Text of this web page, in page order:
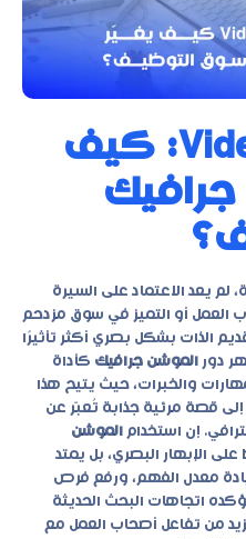
من CV إلى Video: كيف
لم يعد الاعتماد على السيرة
العمل أو التميز في سوق مزدحم
الذات بشكل بصري أكثر تأثيرًا
دور الموشن جرافيك كأداة
والخبرات، حيث يتيح هذا
إلى قصة مرئية جذابة تُعبّر عن
إن استخدام الموشن
الإبهار البصري، بل يمتد
معدل الفهم، ورفع فرص
اتجاهات البحث الحديثة
من تفاعل أصحاب العمل مع